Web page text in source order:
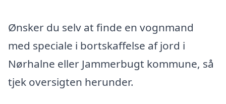
Ønsker du selv at finde en vognmand
med speciale i bortskaffelse af jord i
Nørhalne eller Jammerbugt kommune, så
tjek oversigten herunder.